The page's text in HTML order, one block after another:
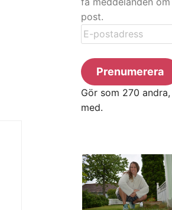
post.
E-
postadress
Prenumerera
Gör som 270
med.